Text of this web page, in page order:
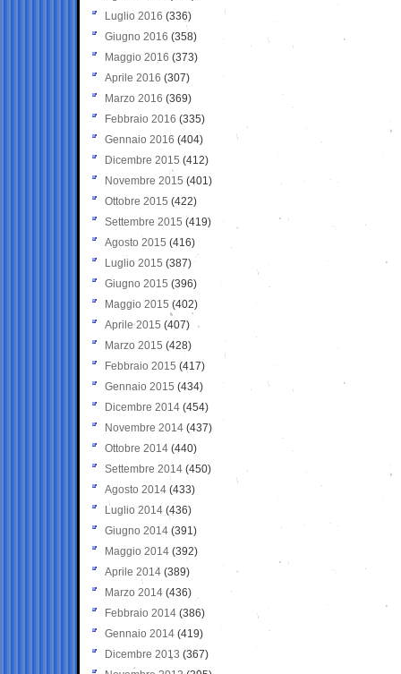
Luglio 2016 (336)
Giugno 2016 (358)
Maggio 2016 (373)
Aprile 2016 (307)
Marzo 2016 (369)
Febbraio 2016 (335)
Gennaio 2016 (404)
Dicembre 2015 (412)
Novembre 2015 (401)
Ottobre 2015 (422)
Settembre 2015 (419)
Agosto 2015 (416)
Luglio 2015 (387)
Giugno 2015 (396)
Maggio 2015 (402)
Aprile 2015 (407)
Marzo 2015 (428)
Febbraio 2015 (417)
Gennaio 2015 (434)
Dicembre 2014 (454)
Novembre 2014 (437)
Ottobre 2014 (440)
Settembre 2014 (450)
Agosto 2014 (433)
Luglio 2014 (436)
Giugno 2014 (391)
Maggio 2014 (392)
Aprile 2014 (389)
Marzo 2014 (436)
Febbraio 2014 (386)
Gennaio 2014 (419)
Dicembre 2013 (367)